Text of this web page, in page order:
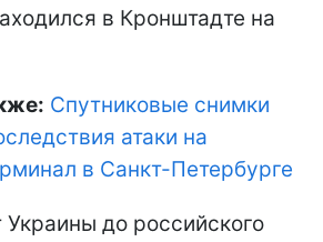
в Кронштадте на
Спутниковые снимки
атаки на
в Санкт-Петербурге
Украины до российского